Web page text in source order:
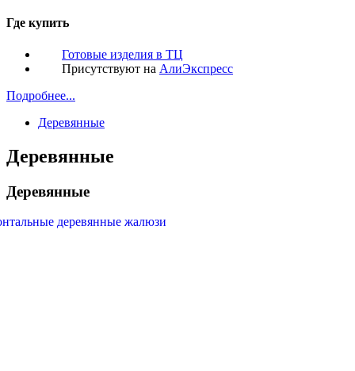
Где купить
Готовые изделия в ТЦ
Присутствуют на АлиЭкспресс
Подробнее...
Деревянные
Деревянные
Деревянные